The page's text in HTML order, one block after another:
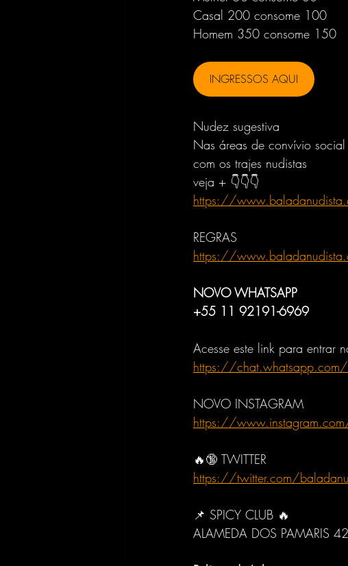
Casal 200 consome 100
Homem 350 consome 150
INGRESSOS AQUI
Nudez sugestiva
Nas áreas de convívio
com os trajes nudistas
veja + 👇👇👇
https://
REGRAS
https://
NOVO WHATSAPP
+55 11 92191-6969
Acesse este link para entrar
https://
NOVO INSTAGRAM
https://www.instagram.com/
🔥🔞 TWITTER
https://twitter.com/
📌 SPICY CLUB 🔥
ALAMEDA DOS PAMARIS